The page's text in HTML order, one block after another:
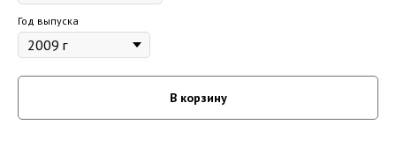
Год выпуска
В корзину